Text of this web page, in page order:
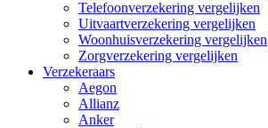
Telefoonverzekering vergelijken
Uitvaartverzekering vergelijken
Woonhuisverzekering vergelijken
Zorgverzekering vergelijken
Verzekeraars
Aegon
Allianz
Anker